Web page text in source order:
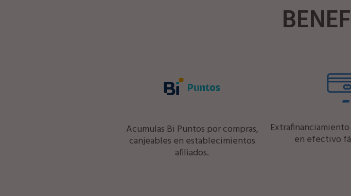
Acumulas Bi Puntos por compras,
canjeables en establecimientos
afiliados.
en efectivo